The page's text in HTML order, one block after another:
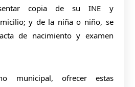
copia de su INE y
y de la niña o niño, se
de nacimiento y examen
municipal, ofrecer estas